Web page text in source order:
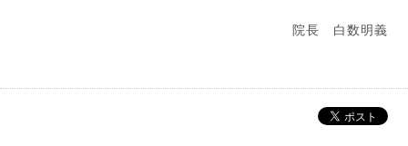
院長 白数明義